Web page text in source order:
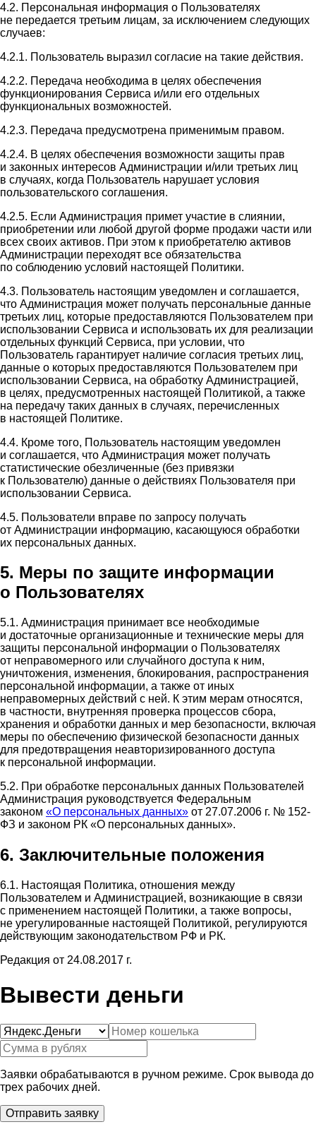
4.2. Персональная информация о Пользователях
не передается третьим лицам, за исключением следующих
случаев:
4.2.1. Пользователь выразил согласие на такие действия.
4.2.2. Передача необходима в целях обеспечения
функционирования Сервиса и/или его отдельных
функциональных возможностей.
4.2.3. Передача предусмотрена применимым правом.
4.2.4. В целях обеспечения возможности защиты прав
и законных интересов Администрации и/или третьих лиц
в случаях, когда Пользователь нарушает условия
пользовательского соглашения.
4.2.5. Если Администрация примет участие в слиянии,
приобретении или любой другой форме продажи части или
всех своих активов. При этом к приобретателю активов
Администрации переходят все обязательства
по соблюдению условий настоящей Политики.
4.3. Пользователь настоящим уведомлен и соглашается,
что Администрация может получать персональные данные
третьих лиц, которые предоставляются Пользователем при
использовании Сервиса и использовать их для реализации
отдельных функций Сервиса, при условии, что
Пользователь гарантирует наличие согласия третьих лиц,
данные о которых предоставляются Пользователем при
использовании Сервиса, на обработку Администрацией,
в целях, предусмотренных настоящей Политикой, а также
на передачу таких данных в случаях, перечисленных
в настоящей Политике.
4.4. Кроме того, Пользователь настоящим уведомлен
и соглашается, что Администрация может получать
статистические обезличенные (без привязки
к Пользователю) данные о действиях Пользователя при
использовании Сервиса.
4.5. Пользователи вправе по запросу получать
от Администрации информацию, касающуюся обработки
их персональных данных.
5. Меры по защите информации
о Пользователях
5.1. Администрация принимает все необходимые
и достаточные организационные и технические меры для
защиты персональной информации о Пользователях
от неправомерного или случайного доступа к ним,
уничтожения, изменения, блокирования, распространения
персональной информации, а также от иных
неправомерных действий с ней. К этим мерам относятся,
в частности, внутренняя проверка процессов сбора,
хранения и обработки данных и мер безопасности, включая
меры по обеспечению физической безопасности данных
для предотвращения неавторизированного доступа
к персональной информации.
5.2. При обработке персональных данных Пользователей
Администрация руководствуется Федеральным
законом «О персональных данных» от 27.07.2006 г. № 152-
ФЗ и законом РК «О персональных данных».
6. Заключительные положения
6.1. Настоящая Политика, отношения между
Пользователем и Администрацией, возникающие в связи
с применением настоящей Политики, а также вопросы,
не урегулированные настоящей Политикой, регулируются
действующим законодательством РФ и РК.
Редакция от 24.08.2017 г.
Вывести деньги
Заявки обрабатываются в ручном режиме. Срок вывода до
трех рабочих дней.